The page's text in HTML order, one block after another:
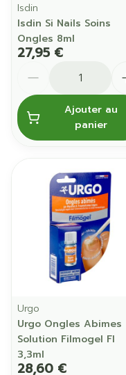
Isdin
Isdin Si Nails Soins
Ongles 8ml
27,95 €
Ajouter au
panier
Urgo
Urgo Ongles Abimes
Solution Filmogel Fl
3,3ml
28,60 €